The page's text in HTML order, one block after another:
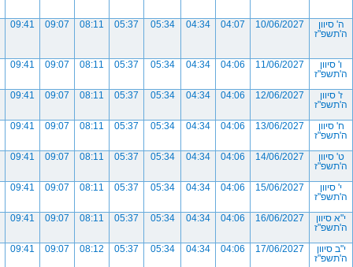
ה' סיוון
ה'תשפ"ז
10/06/2027
04:07
04:34
05:34
05:37
08:11
09:07
09:41
ו' סיוון
ה'תשפ"ז
11/06/2027
04:06
04:34
05:34
05:37
08:11
09:07
09:41
ז' סיוון
ה'תשפ"ז
12/06/2027
04:06
04:34
05:34
05:37
08:11
09:07
09:41
ח' סיוון
ה'תשפ"ז
13/06/2027
04:06
04:34
05:34
05:37
08:11
09:07
09:41
ט' סיוון
ה'תשפ"ז
14/06/2027
04:06
04:34
05:34
05:37
08:11
09:07
09:41
י' סיוון
ה'תשפ"ז
15/06/2027
04:06
04:34
05:34
05:37
08:11
09:07
09:41
י"א סיוון
ה'תשפ"ז
16/06/2027
04:06
04:34
05:34
05:37
08:11
09:07
09:41
י"ב סיוון
ה'תשפ"ז
17/06/2027
04:06
04:34
05:34
05:37
08:12
09:07
09:41